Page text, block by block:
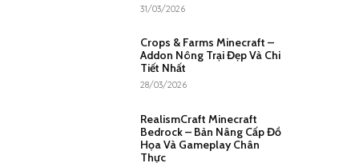
31/03/2026
Crops & Farms Minecraft –
Addon Nông Trại Đẹp Và Chi
Tiết Nhất
28/03/2026
RealismCraft Minecraft
Bedrock – Bản Nâng Cấp Đồ
Họa Và Gameplay Chân
Thực